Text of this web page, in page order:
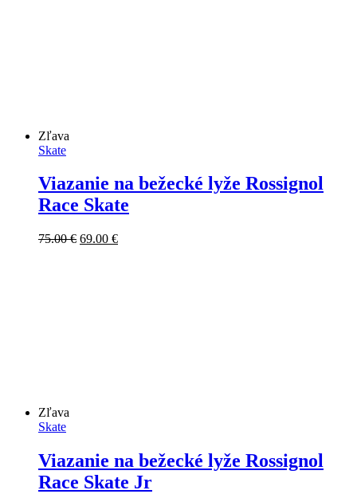
Zľava
Skate
Viazanie na bežecké lyže Rossignol
Race Skate
75.00€ Pôvodná
69.00 €Aktuálna
Zľava
Skate
Viazanie na bežecké lyže Rossignol
Race Skate Jr